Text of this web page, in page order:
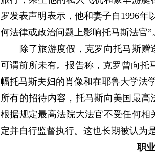
罗发表声明表示，他和妻子自1996年
何法律或政治问题上影响托马斯法官”
除了旅游度假，克罗向托马斯赠
可谓前所未有。报告称，克罗曾向托
幅托马斯夫妇的肖像和在耶鲁大学法
所有的招待内容，托马斯向美国最高
根据规定最高法院大法官不受任何
定并自行监督执行。这也长期被认为
职